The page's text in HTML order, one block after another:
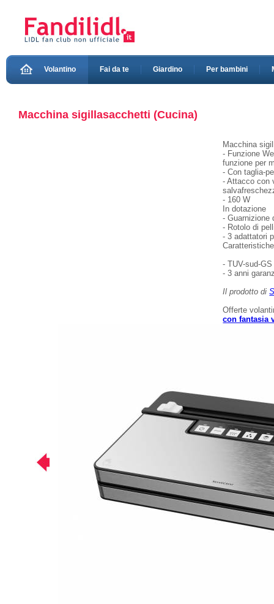
Volantino Fai da te Giardino Per bambini
Macchina sigillasacchetti (Cucina)
Macchina
- Funzione
funzione per
- Con taglia-
- Attacco con
- 160 W
In dotazione
- Guarnizione
- Rotolo di
- 3 adattatori
Caratteristiche
- TUV-sud-GS
- 3 anni
Il prodotto di
Offerte
con fantasia